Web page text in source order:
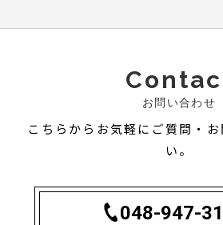
お問い合わせ
こちらからお気軽にご質問・
い。
048-947-